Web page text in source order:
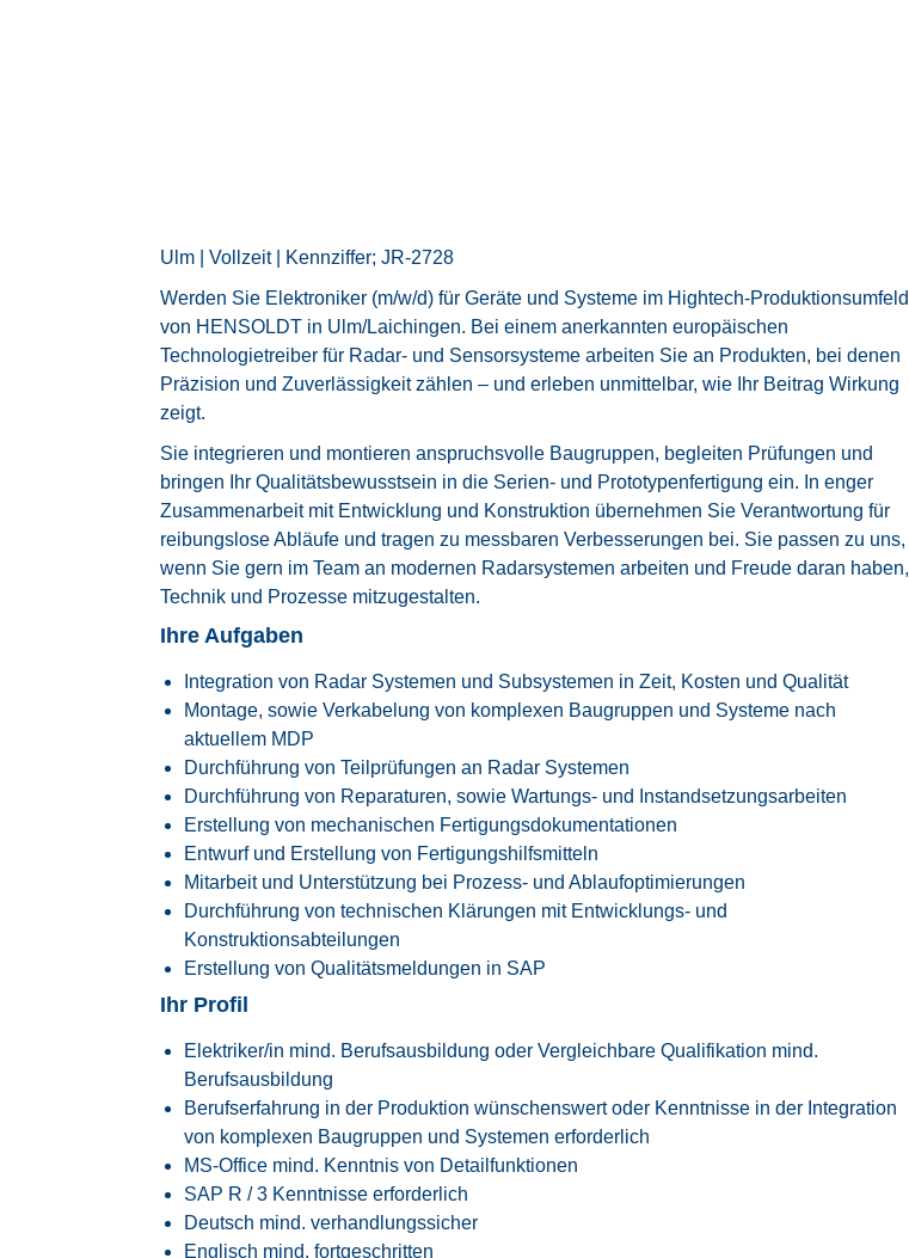
Ulm | Vollzeit | Kennziffer; JR-2728
Werden Sie Elektroniker (m/w/d) für Geräte und Systeme im Hightech-Produktionsumfeld
von HENSOLDT in Ulm/Laichingen. Bei einem anerkannten europäischen
Technologietreiber für Radar- und Sensorsysteme arbeiten Sie an Produkten, bei denen
Präzision und Zuverlässigkeit zählen – und erleben unmittelbar, wie Ihr Beitrag Wirkung
zeigt.
Sie integrieren und montieren anspruchsvolle Baugruppen, begleiten Prüfungen und
bringen Ihr Qualitätsbewusstsein in die Serien- und Prototypenfertigung ein. In enger
Zusammenarbeit mit Entwicklung und Konstruktion übernehmen Sie Verantwortung für
reibungslose Abläufe und tragen zu messbaren Verbesserungen bei. Sie passen zu uns,
wenn Sie gern im Team an modernen Radarsystemen arbeiten und Freude daran haben,
Technik und Prozesse mitzugestalten.
Ihre Aufgaben
Integration von Radar Systemen und Subsystemen in Zeit, Kosten und Qualität
Montage, sowie Verkabelung von komplexen Baugruppen und Systeme nach
aktuellem MDP
Durchführung von Teilprüfungen an Radar Systemen
Durchführung von Reparaturen, sowie Wartungs- und Instandsetzungsarbeiten
Erstellung von mechanischen Fertigungsdokumentationen
Entwurf und Erstellung von Fertigungshilfsmitteln
Mitarbeit und Unterstützung bei Prozess- und Ablaufoptimierungen
Durchführung von technischen Klärungen mit Entwicklungs- und
Konstruktionsabteilungen
Erstellung von Qualitätsmeldungen in SAP
Ihr Profil
Elektriker/in mind. Berufsausbildung oder Vergleichbare Qualifikation mind.
Berufsausbildung
Berufserfahrung in der Produktion wünschenswert oder Kenntnisse in der Integration
von komplexen Baugruppen und Systemen erforderlich
MS-Office mind. Kenntnis von Detailfunktionen
SAP R / 3 Kenntnisse erforderlich
Deutsch mind. verhandlungssicher
Englisch mind. fortgeschritten